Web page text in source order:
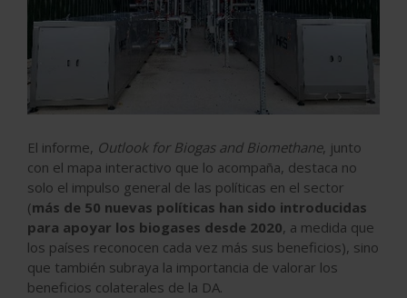
‹ ›
El informe, Outlook for Biogas and Biomethane, junto
con el mapa interactivo que lo acompaña, destaca no
solo el impulso general de las políticas en el sector
(más de 50 nuevas políticas han sido introducidas
para apoyar los biogases desde 2020, a medida que
los países reconocen cada vez más sus beneficios), sino
que también subraya la importancia de valorar los
beneficios colaterales de la DA.